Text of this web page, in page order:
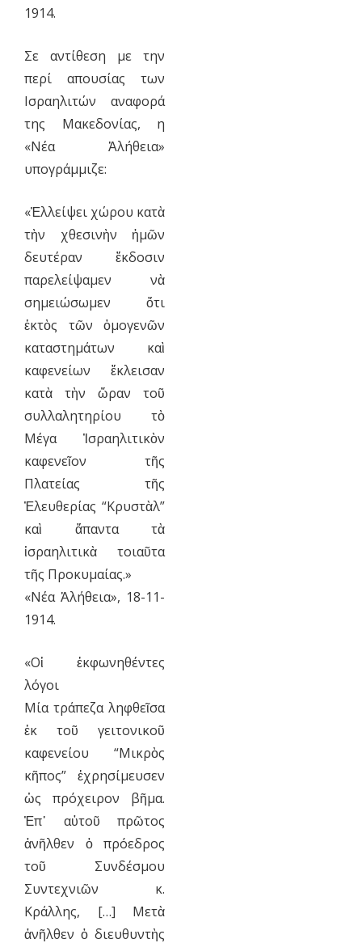
1914.
Σε αντίθεση με την
περί απουσίας των
Ισραηλιτών αναφορά
της Μακεδονίας, η
«Νέα Ἀλήθεια»
υπογράμμιζε:
«Ἐλλείψει χώρου κατὰ
τὴν χθεσινὴν ἡμῶν
δευτέραν ἔκδοσιν
παρελείψαμεν νὰ
σημειώσωμεν ὅτι
ἐκτὸς τῶν ὁμογενῶν
καταστημάτων καὶ
καφενείων ἔκλεισαν
κατὰ τὴν ὥραν τοῦ
συλλαλητηρίου τὸ
Μέγα Ἰσραηλιτικὸν
καφενεῖον τῆς
Πλατείας τῆς
Ἐλευθερίας “Κρυστὰλ”
καὶ ἅπαντα τὰ
ἰσραηλιτικὰ τοιαῦτα
τῆς Προκυμαίας.»
«Νέα Ἀλήθεια», 18-11-
1914.
«Οἱ ἐκφωνηθέντες
λόγοι
Μία τράπεζα ληφθεῖσα
ἐκ τοῦ γειτονικοῦ
καφενείου “Μικρὸς
κῆπος” ἐχρησίμευσεν
ὡς πρόχειρον βῆμα.
Ἐπ᾿ αὐτοῦ πρῶτος
ἀνῆλθεν ὁ πρόεδρος
τοῦ Συνδέσμου
Συντεχνιῶν κ.
Κράλλης, […] Μετὰ
ἀνῆλθεν ὁ διευθυντὴς